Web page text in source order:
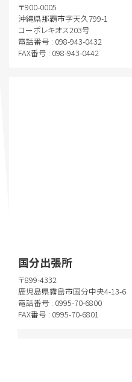
〒900-0005
沖縄県那覇市字天久799-1
コーポレキオス203号
電話番号 : 098-943-0432
FAX番号 : 098-943-0442
国分出張所
〒899-4332
鹿児島県霧島市国分中央4-13-6
電話番号 : 0995-70-6800
FAX番号 : 0995-70-6801